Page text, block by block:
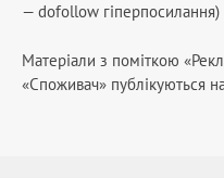
— dofollow
Матеріали з поміткою
«Споживач» публікуються